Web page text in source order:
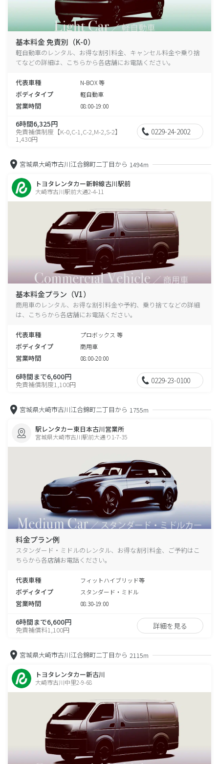
基本料金 免責別（K-0）
軽自動車のレンタル、お得な割引料金、キャンセル料金や乗り捨
てなどの詳細は、こちらから各店舗にお電話ください。
代表車種 N-BOX 等
ボディタイプ 軽自動車
営業時間 08:00-19:00
6時間6,325円
免責補償制度【K-0,C-1,C-2,M-2,S-2】
1,430円
0229-24-2002
宮城県大崎市古川江合錦町二丁目から 1494m
トヨタレンタカー新幹線古川駅前
大崎市古川駅前大通2-4-11
基本料金プラン（V1）
商用車のレンタル、お得な割引料金や予約、乗り捨てなどの詳細
は、こちらから各店舗にお電話ください。
代表車種 プロボックス 等
ボディタイプ 商用車
営業時間 08:00-20:00
6時間まで6,600円
免責補償制度1,100円 0229-23-0100
宮城県大崎市古川江合錦町二丁目から 1755m
駅レンタカー東日本古川営業所
宮城県大崎市古川駅前大通り1-7-35
料金プラン例
スタンダード・ミドルのレンタル、お得な割引料金、ご予約はこ
ちらから各店舗お電話ください。
代表車種 フィットハイブリッド等
ボディタイプ スタンダード・ミドル
営業時間 08:30-19:00
6時間まで6,600円
免責補償料1,100円 詳細を見る
宮城県大崎市古川江合錦町二丁目から 2115m
トヨタレンタカー新古川
大崎市古川中里2-9-68